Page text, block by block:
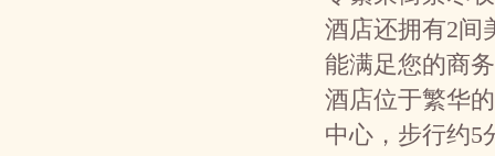
酒店还拥有2间
能满足您的商
酒店位于繁华
中心，步行约5